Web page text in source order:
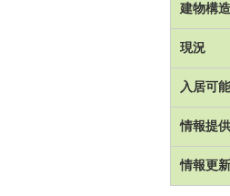
建物構造
現況
入居可
情報提
情報更